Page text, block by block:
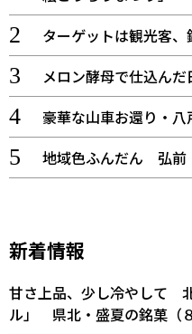
ターゲットは観光客、
メロン酵母で仕込ん
豪華な山車お還り・八
地域色ふんだん 弘前
新着情報
甘さ上品、少し冷やして
ル」 県北・盛夏の銘菓（８